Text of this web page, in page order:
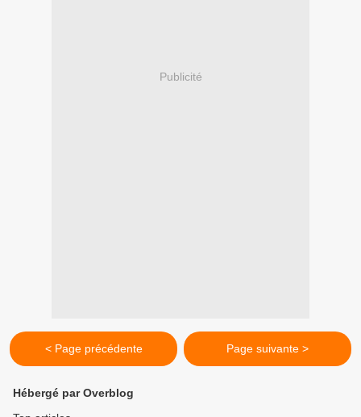
Publicité
< Page précédente Page suivante >
Hébergé par Overblog